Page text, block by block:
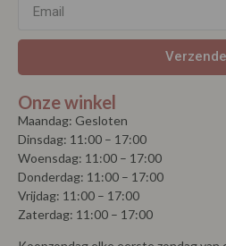
Onze winkel
Maandag: Gesloten
Dinsdag: 11:00 – 17:00
Woensdag: 11:00 – 17:00
Donderdag: 11:00 – 17:00
Vrijdag: 11:00 – 17:00
Zaterdag: 11:00 – 17:00